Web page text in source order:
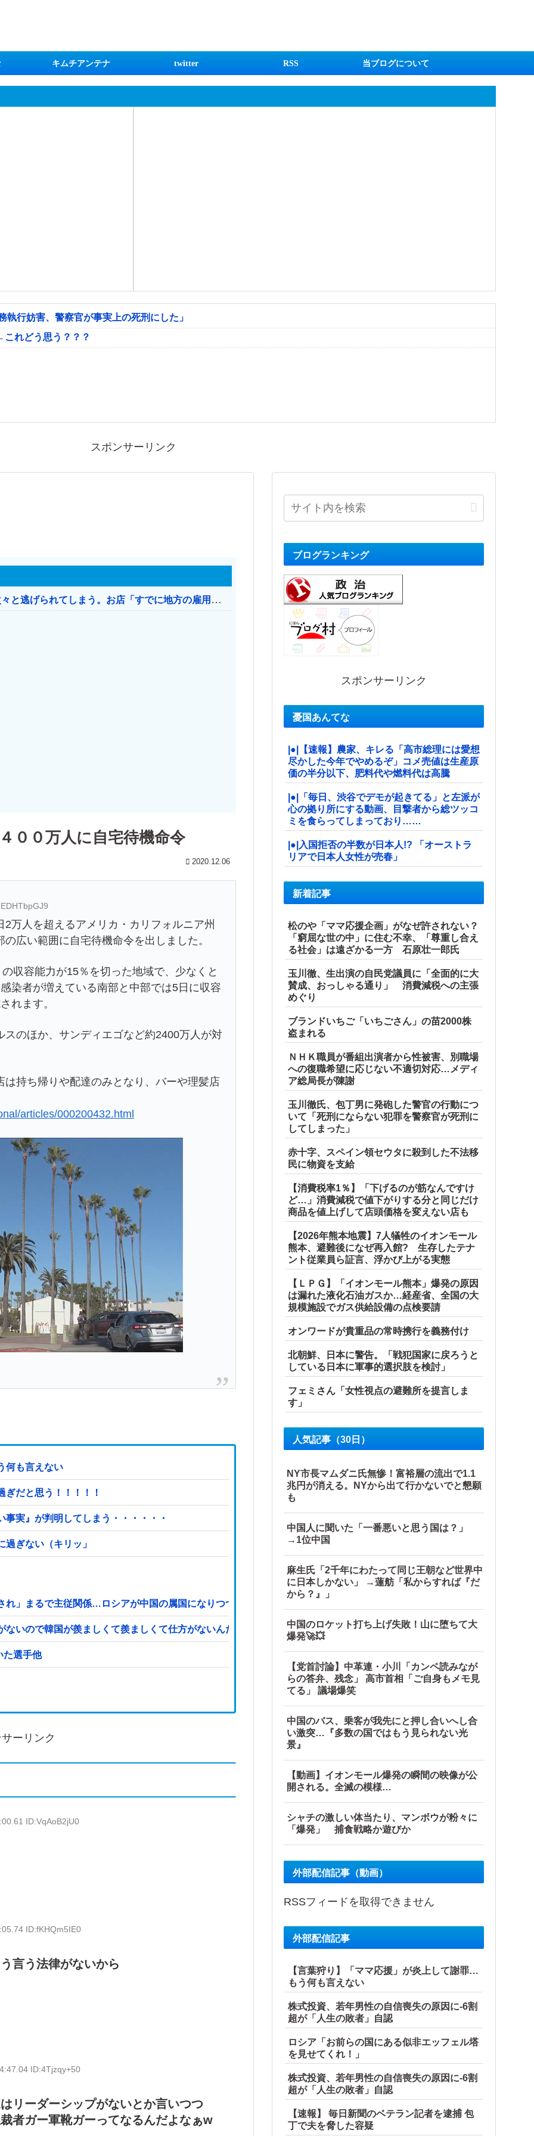
キムチアンテナ twitter RSS 当ブログについて
行妨害、警察官が事実上の死刑にした」
れどう思う？？？
スポンサーリンク
日本のお店、時給1500円でもミャンマー人に次々と逃げられてしまう。お店「すでに地方の雇用は崩壊」
００万人に自宅待機命令
2020.12.06
万人を超えるアメリカ・カリフォルニア州
広い範囲に自宅待機命令を出しました。
収容能力が15％を切った地域で、少なくと
染者が増えている南部と中部では5日に収容
れます。
のほか、サンディエゴなど約2400万人が対
持ち帰りや配達のみとなり、バーや理髪店
articles/000200432.html
何も言えない
だと思う！！！！！
実』が判明してしまう・・・・・・
ぎない（キリッ」
」まるで主従関係…ロシアが中国の属国になりつつある！
いので韓国が羨ましくて羨ましくて仕方がないんだそうです」
ついた選手他
ーリンク
ID:VqAoB2jU0
ID:fKHQm5IE0
言う法律がないから
ID:4Tjzqy+50
リーダーシップがないとか言いつつ
者ガー軍靴ガーってなるんだよなぁw
ブログランキング
スポンサーリンク
憂国あんてな
|●|【速報】農家、キレる「高市総理には愛想
尽かした今年でやめるぞ」コメ売値は生産原
価の半分以下、肥料代や燃料代は高騰
|●|「毎日、渋谷でデモが起きてる」と左派が
心の拠り所にする動画、目撃者から総ツッコ
ミを食らってしまっており……
|●|入国拒否の半数が日本人!? 「オーストラ
リアで日本人女性が売春」
新着記事
松のや「ママ応援企画」がなぜ許されない？
「窮屈な世の中」に住む不幸、「尊重し合え
る社会」は遠ざかる一方 石原壮一郎氏
玉川徹、生出演の自民党議員に「全面的に大
賛成、おっしゃる通り」 消費減税への主張
めぐり
ブランドいちご「いちごさん」の苗2000株
盗まれる
ＮＨＫ職員が番組出演者から性被害、別職場
への復職希望に応じない不適切対応…メディ
ア総局長が陳謝
玉川徹氏、包丁男に発砲した警官の行動につ
いて「死刑にならない犯罪を警察官が死刑に
してしまった」
赤十字、スペイン領セウタに殺到した不法移
民に物資を支給
【消費税率1％】「下げるのが筋なんですけ
ど…」消費減税で値下がりする分と同じだけ
商品を値上げして店頭価格を変えない店も
【2026年熊本地震】7人犠牲のイオンモール
熊本、避難後になぜ再入館? 生存したテナ
ント従業員ら証言、浮かび上がる実態
【ＬＰＧ】「イオンモール熊本」爆発の原因
は漏れた液化石油ガスか…経産省、全国の大
規模施設でガス供給設備の点検要請
オンワードが貴重品の常時携行を義務付け
北朝鮮、日本に警告。「戦犯国家に戻ろうと
している日本に軍事的選択肢を検討」
フェミさん「女性視点の避難所を提言しま
す」
人気記事（30日）
NY市長マムダニ氏無惨！富裕層の流出で1.1
兆円が消える。NYから出て行かないでと懇願
も
中国人に聞いた「一番悪いと思う国は？」
→1位中国
麻生氏「2千年にわたって同じ王朝など世界中
に日本しかない」 →蓮舫「私からすれば『だ
から？』」
中国のロケット打ち上げ失敗！山に堕ちて大
爆発🚀💥
【党首討論】中革連・小川「カンペ読みなが
らの答弁、残念」 高市首相「ご自身もメモ見
てる」 議場爆笑
中国のバス、乗客が我先にと押し合いへし合
い激突…『多数の国ではもう見られない光
景』
【動画】イオンモール爆発の瞬間の映像が公
開される。全滅の模様…
シャチの激しい体当たり、マンボウが粉々に
「爆発」 捕食戦略か遊びか
外部配信記事（動画）
RSSフィードを取得できません
外部配信記事
【言葉狩り】「ママ応援」が炎上して謝罪…
もう何も言えない
株式投資、若年男性の自信喪失の原因に-6割
超が「人生の敗者」自認
ロシア「お前らの国にある似非エッフェル塔
を見せてくれ！」
株式投資、若年男性の自信喪失の原因に-6割
超が「人生の敗者」自認
【速報】 毎日新聞のベテラン記者を逮捕 包
丁で夫を脅した容疑